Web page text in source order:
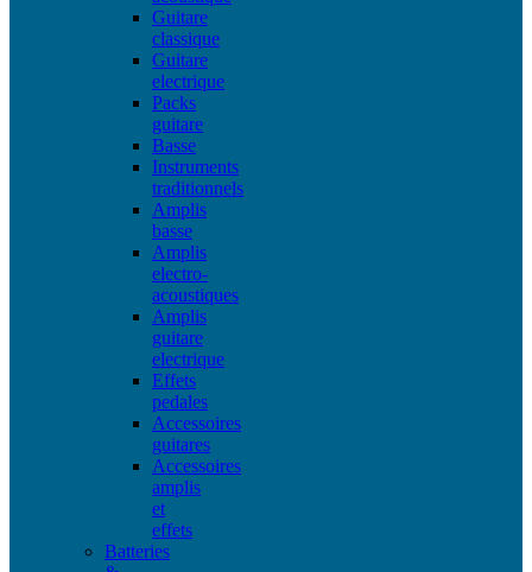
Guitare
classique
Guitare
electrique
Packs
guitare
Basse
Instruments
traditionnels
Amplis
basse
Amplis
electro-
acoustiques
Amplis
guitare
electrique
Effets
pedales
Accessoires
guitares
Accessoires
amplis
et
effets
Batteries